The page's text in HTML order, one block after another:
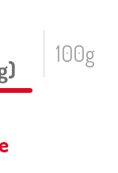
100g